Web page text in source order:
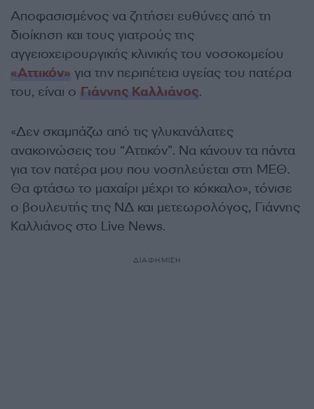
Αποφασισμένος να ζητήσει ευθύνες από τη
διοίκηση και τους γιατρούς της
αγγειοχειρουργικής κλινικής του νοσοκομείου
«Αττικόν» για την περιπέτεια υγείας του πατέρα
του, είναι ο Γιάννης Καλλιάνος.
«Δεν σκαμπάζω από τις γλυκανάλατες
ανακοινώσεις του “Αττικόν”. Να κάνουν τα πάντα
για τον πατέρα μου που νοσηλεύεται στη ΜΕΘ.
Θα φτάσω το μαχαίρι μέχρι το κόκκαλο», τόνισε
ο βουλευτής της ΝΔ και μετεωρολόγος, Γιάννης
Καλλιάνος στο Live News.
ΔΙΑΦΗΜΙΣΗ